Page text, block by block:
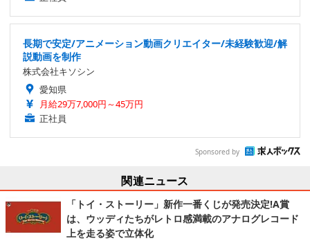
長期で安定/アニメーション動画クリエイター/未経験歓迎/解
説動画を制作
株式会社キソシン
愛知県
月給29万7,000円～45万円
正社員
Sponsored by
関連ニュース
「トイ・ストーリー」新作一番くじが発売決定!A賞
は、ウッディたちがレトロ感満載のアナログレコード
上を走る姿で立体化